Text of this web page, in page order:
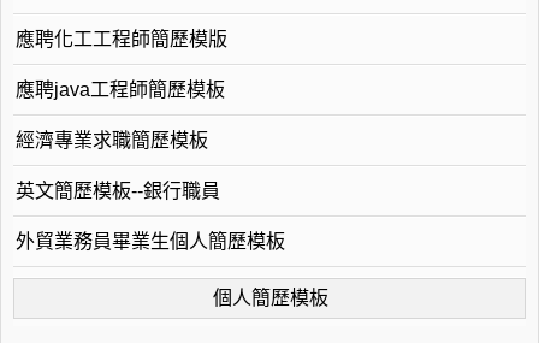
應聘化工工程師簡歷模版
應聘java工程師簡歷模板
經濟專業求職簡歷模板
英文簡歷模板--銀行職員
外貿業務員畢業生個人簡歷模板
個人簡歷模板